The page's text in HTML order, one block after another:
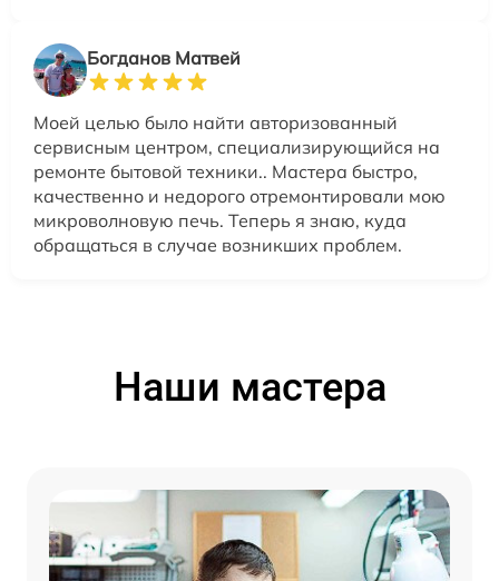
Богданов Матвей
Моей целью было найти авторизованный
сервисным центром, специализирующийся на
ремонте бытовой техники.. Мастера быстро,
качественно и недорого отремонтировали мою
микроволновую печь. Теперь я знаю, куда
обращаться в случае возникших проблем.
Наши мастера